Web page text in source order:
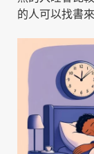
的人可以找書